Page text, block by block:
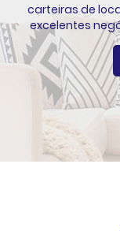
carteiras de
excelentes